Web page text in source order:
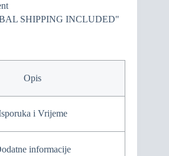
SHIPPING INCLUDED"
Opis
i Vrijeme
informacije